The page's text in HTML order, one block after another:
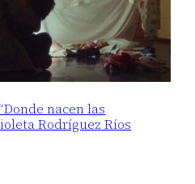
nacen las
Rodríguez Ríos